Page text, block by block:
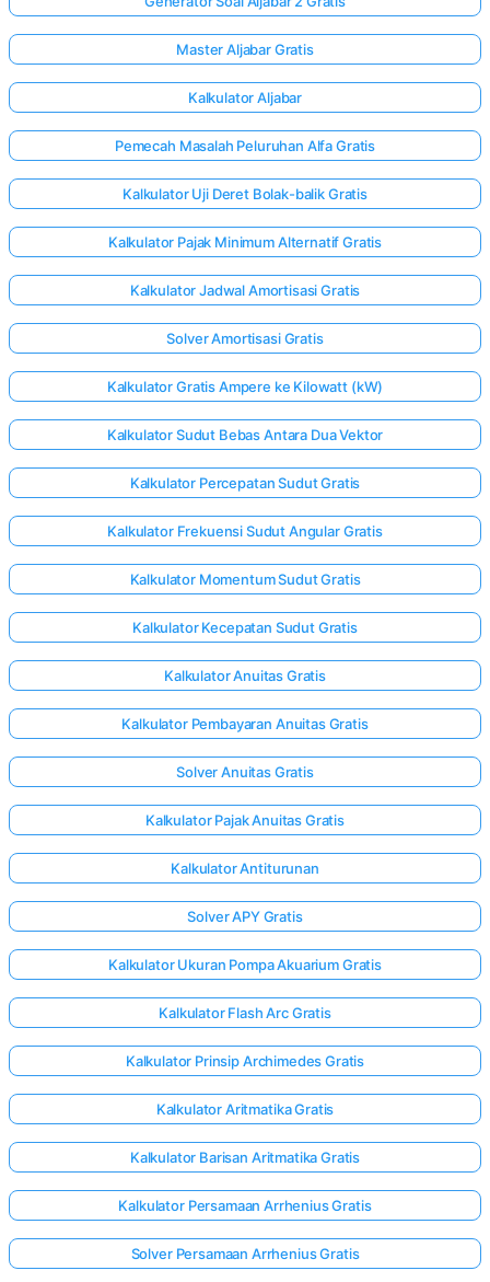
Ada
Ajukan
Anda
Master Aljabar Gratis
Kalkulator Aljabar
Pemecah Masalah Peluruhan Alfa Gratis
Kalkulator Uji Deret Bolak-balik Gratis
Kalkulator Pajak Minimum Alternatif Gratis
Kalkulator Jadwal Amortisasi Gratis
Solver Amortisasi Gratis
Kalkulator Gratis Ampere ke Kilowatt (kW)
Kalkulator Sudut Bebas Antara Dua Vektor
Kalkulator Percepatan Sudut Gratis
Kalkulator Frekuensi Sudut Angular Gratis
Kalkulator Momentum Sudut Gratis
Kalkulator Kecepatan Sudut Gratis
Kalkulator Anuitas Gratis
Kalkulator Pembayaran Anuitas Gratis
Solver Anuitas Gratis
Kalkulator Pajak Anuitas Gratis
Kalkulator Antiturunan
Solver APY Gratis
Kalkulator Ukuran Pompa Akuarium Gratis
Kalkulator Flash Arc Gratis
Kalkulator Prinsip Archimedes Gratis
Kalkulator Aritmatika Gratis
Kalkulator Barisan Aritmatika Gratis
Kalkulator Persamaan Arrhenius Gratis
Solver Persamaan Arrhenius Gratis